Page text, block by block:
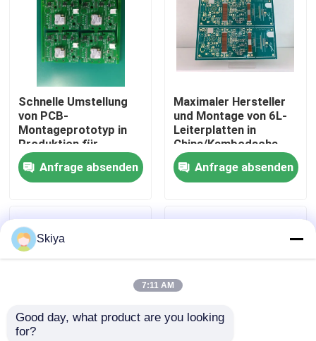
Über uns
Fabrik Tour
Qualitätskontrolle
Kontakt
Alle Fälle
ems-pcba
Schnelle Umstellung
von PCB-
Montageprototyp in
Produktion für
Elektronikmontage
Anfrage absenden
Maximaler Hersteller
und Montage von 6L-
Leiterplatten in
China/Kambodscha
Anfrage absenden
Skiya
7:11 AM
Good day, what product are you looking
for?